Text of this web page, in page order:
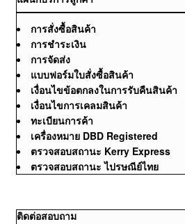
การสั่งซื้อสินค้า
การชำระเงิน
การจัดส่ง
แบบฟอร์มใบสั่งซื้อสินค้า
เงื่อนไขข้อตกลงในการรับคืนสินค้า
เงื่อนไขการเคลมสินค้า
ทะเบียนการค้า
เครื่องหมาย DBD Registered
ตรวจสอบสถานะ Kerry Express
ตรวจสอบสถานะ ไปรษณีย์ไทย
ติดต่อสอบถาม